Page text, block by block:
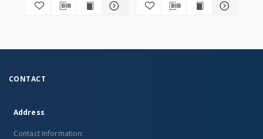
CONTACT
Address
Contact Information: